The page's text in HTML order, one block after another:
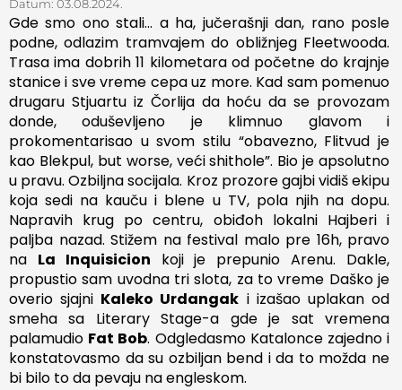
Datum: 03.08.2024.
Gde smo ono stali… a ha, jučerašnji dan, rano posle
podne, odlazim tramvajem do obližnjeg Fleetwooda.
Trasa ima dobrih 11 kilometara od početne do krajnje
stanice i sve vreme cepa uz more. Kad sam pomenuo
drugaru Stjuartu iz Čorlija da hoću da se provozam
donde, oduševljeno je klimnuo glavom i
prokomentarisao u svom stilu “obavezno, Flitvud je
kao Blekpul, but worse, veći shithole”. Bio je apsolutno
u pravu. Ozbiljna socijala. Kroz prozore gajbi vidiš ekipu
koja sedi na kauču i blene u TV, pola njih na dopu.
Napravih krug po centru, obiđoh lokalni Hajberi i
paljba nazad. Stižem na festival malo pre 16h, pravo
na La Inquisicion koji je prepunio Arenu. Dakle,
propustio sam uvodna tri slota, za to vreme Daško je
overio sjajni Kaleko Urdangak i izašao uplakan od
smeha sa Literary Stage-a gde je sat vremena
palamudio Fat Bob. Odgledasmo Katalonce zajedno i
konstatovasmo da su ozbiljan bend i da to možda ne
bi bilo to da pevaju na engleskom.